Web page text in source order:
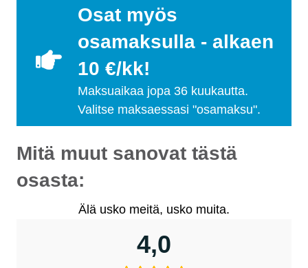
Osat myös
osamaksulla - alkaen
10 €/kk!
Maksuaikaa jopa 36 kuukautta.
Valitse maksaessasi "osamaksu".
Mitä muut sanovat tästä
osasta:
Älä usko meitä, usko muita.
4,0